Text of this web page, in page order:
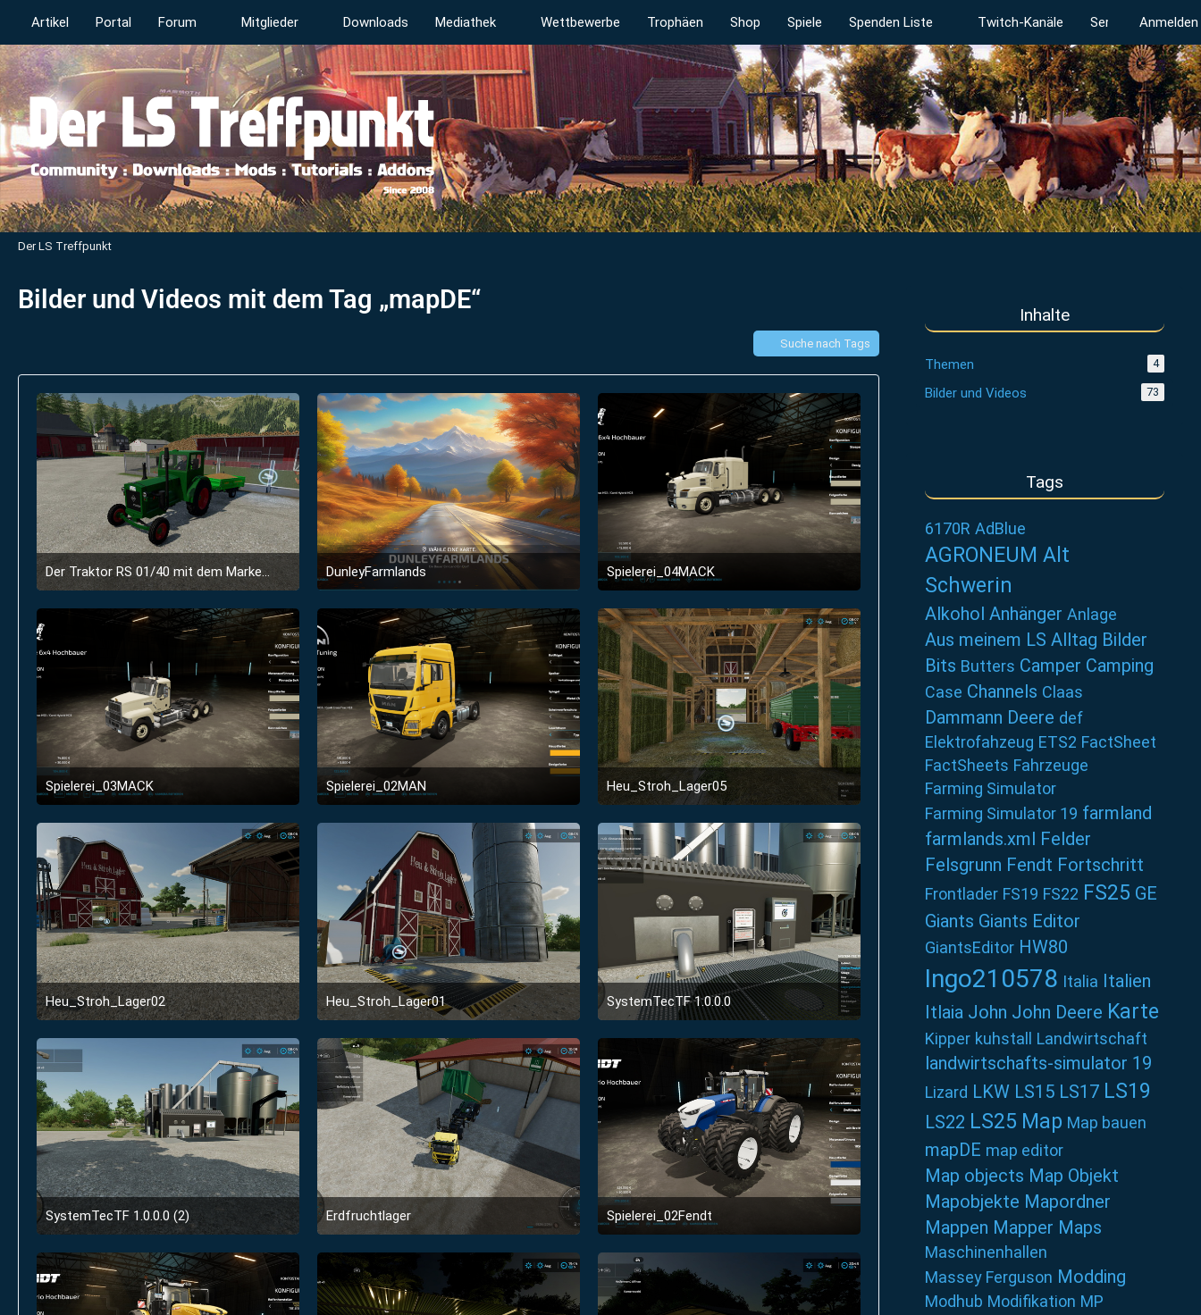
Artikel Portal Forum Mitglieder Downloads Mediathek Wettbewerbe Trophäen Shop Spiele Spenden Liste Twitch-Kanäle ServerstatusAnmelden
Der LS Treffpunkt
Bilder und Videos mit dem Tag „mapDE“
Suche nach Tags
1. Mai 2024 um 10:33
1
DunleyFarmlands
8. Februar 2024 um 10:27
3
Spielerei_04MACK
29. Januar 2022 um 12:52
Spielerei_03MACK
29. Januar 2022 um 12:51
Spielerei_02MAN
29. Januar 2022 um 12:50
1
Heu_Stroh_Lager05
14. Januar 2022 um 20:02
1
Heu_Stroh_Lager02
14. Januar 2022 um 20:02
Heu_Stroh_Lager01
14. Januar 2022 um 20:02
SystemTecTF 1.0.0.0
9. Januar 2022 um 18:02
SystemTecTF 1.0.0.0 (2)
9. Januar 2022 um 18:02
Erdfruchtlager
8. Januar 2022 um 23:19
2
Spielerei_02Fendt
1. Januar 2022 um 22:57
Inhalte
Themen 4
Bilder und Videos 73
Tags
6170R AdBlue
AGRONEUM Alt
Schwerin
Alkohol Anhänger Anlage
Aus meinem LS Alltag Bilder
Bits Butters Camper Camping
Case Channels Claas
Dammann Deere def
Elektrofahzeug ETS2 FactSheet
FactSheets Fahrzeuge
Farming Simulator
Farming Simulator 19 farmland
farmlands.xml Felder
Felsgrunn Fendt Fortschritt
Frontlader FS19 FS22 FS25 GE
Giants Giants Editor
GiantsEditor HW80
Ingo210578 Italia Italien
Itlaia John John Deere Karte
Kipper kuhstall Landwirtschaft
landwirtschafts-simulator 19
Lizard LKW LS15 LS17 LS19
LS22 LS25 Map Map bauen
mapDE map editor
Map objects Map Objekt
Mapobjekte Mapordner
Mappen Mapper Maps
Maschinenhallen
Massey Ferguson Modding
Modhub Modifikation MP